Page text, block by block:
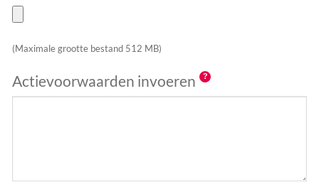
(Maximale grootte bestand 512 MB)
Actievoorwaarden invoeren